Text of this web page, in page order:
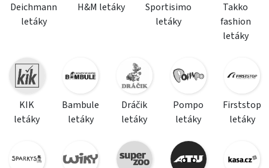
Deichmann
letáky
H&M letáky
Sportisimo
letáky
Takko
fashion
letáky
KIK
letáky
Bambule
letáky
Dráčik
letáky
Pompo
letáky
Firststop
letáky